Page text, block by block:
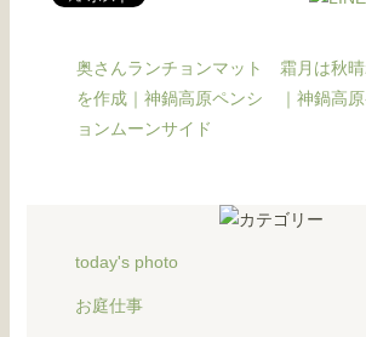
奥さんランチョンマット
を作成｜神鍋高原ペンシ
ョンムーンサイド
霜月は秋
｜神鍋高
today's photo
お庭仕事